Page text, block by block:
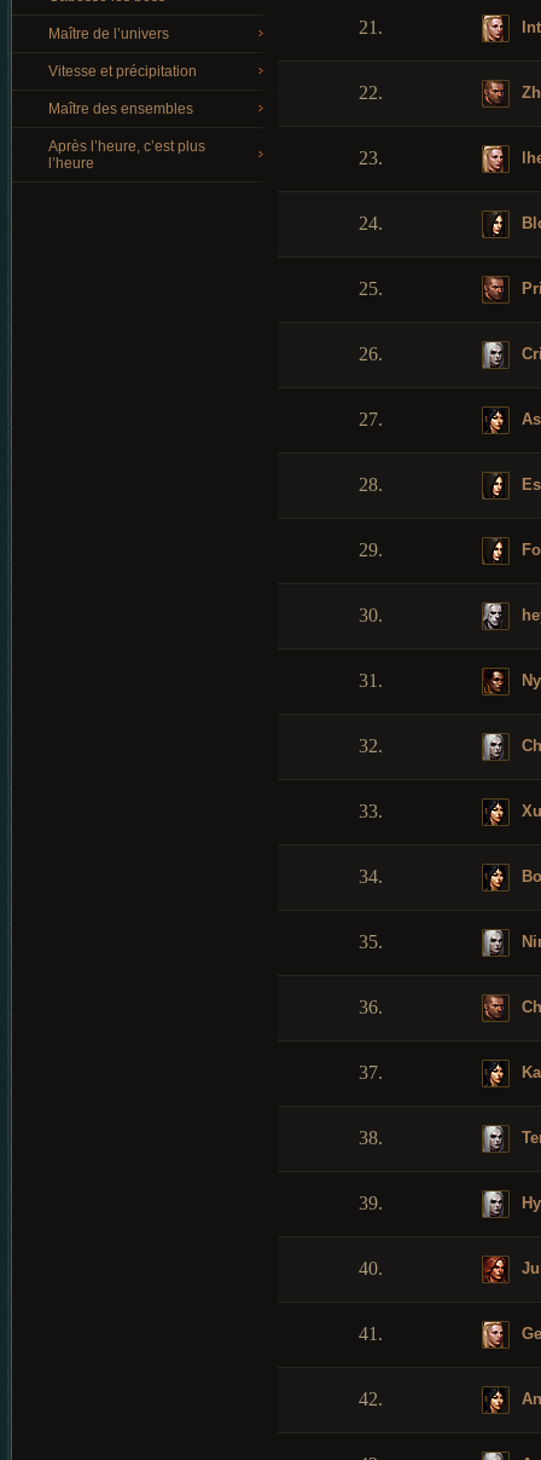
Maître de l’univers
Vitesse et précipitation
Maître des ensembles
Après l’heure, c’est plus
l’heure
21.
22.
23.
24.
25.
26.
27.
28.
29.
30.
31.
32.
33.
34.
35.
36.
37.
38.
39.
40.
41.
42.